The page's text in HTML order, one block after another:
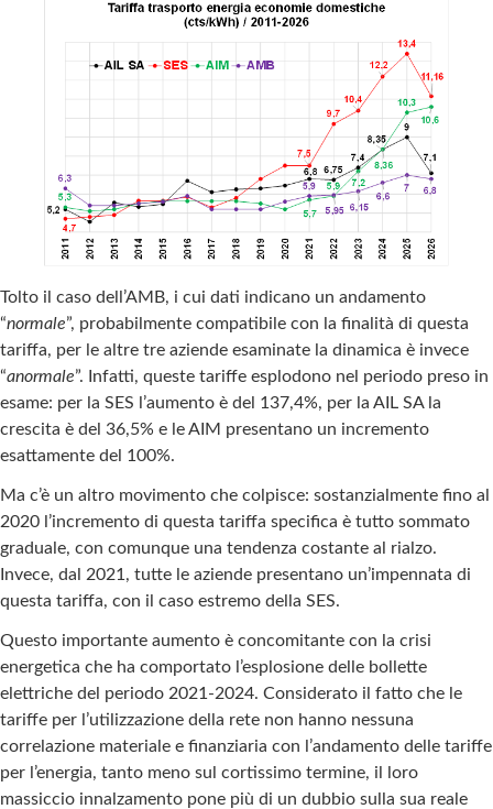
Tolto il caso dell’AMB, i cui dati indicano un andamento
“normale”, probabilmente compatibile con la finalità di questa
tariffa, per le altre tre aziende esaminate la dinamica è invece
“anormale”. Infatti, queste tariffe esplodono nel periodo preso in
esame: per la SES l’aumento è del 137,4%, per la AIL SA la
crescita è del 36,5% e le AIM presentano un incremento
esattamente del 100%.
Ma c’è un altro movimento che colpisce: sostanzialmente fino al
2020 l’incremento di questa tariffa specifica è tutto sommato
graduale, con comunque una tendenza costante al rialzo.
Invece, dal 2021, tutte le aziende presentano un’impennata di
questa tariffa, con il caso estremo della SES.
Questo importante aumento è concomitante con la crisi
energetica che ha comportato l’esplosione delle bollette
elettriche del periodo 2021-2024. Considerato il fatto che le
tariffe per l’utilizzazione della rete non hanno nessuna
correlazione materiale e finanziaria con l’andamento delle tariffe
per l’energia, tanto meno sul cortissimo termine, il loro
massiccio innalzamento pone più di un dubbio sulla sua reale